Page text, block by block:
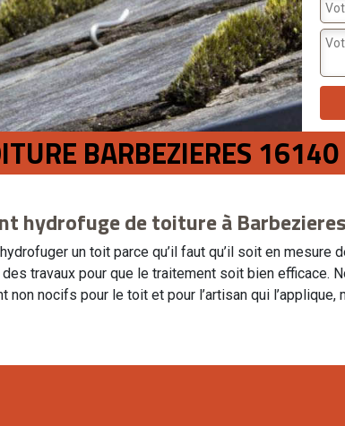
BARBEZIERES 16140
hydrofuge de toiture à Barbezieres
un toit parce qu’il faut qu’il soit en
travaux pour que le traitement soit bien efficace.
nocifs pour le toit et pour l’artisan qui